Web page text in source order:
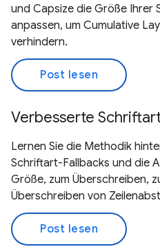
und Capsize die Größe Ihrer
anpassen, um Cumulative
verhindern.
Post lesen
Verbesserte
Lernen Sie die Methodik
Schriftart-Fallbacks und die
Größe, zum Überschreiben,
Überschreiben von
Post lesen